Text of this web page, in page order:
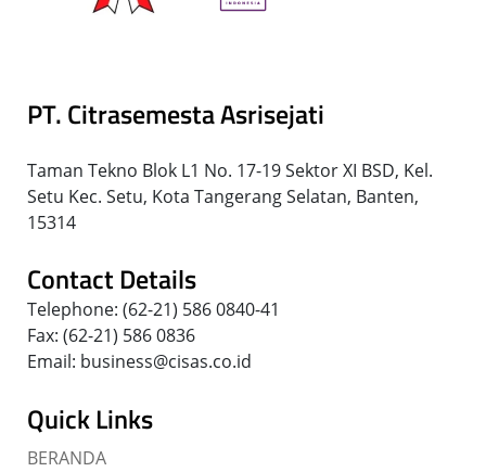
PT. Citrasemesta Asrisejati
Taman Tekno Blok L1 No. 17-19 Sektor XI BSD, Kel.
Setu Kec. Setu, Kota Tangerang Selatan, Banten,
15314
Contact Details
Telephone: (62-21) 586 0840-41
Fax: (62-21) 586 0836
Email: business@cisas.co.id
Quick Links
BERANDA